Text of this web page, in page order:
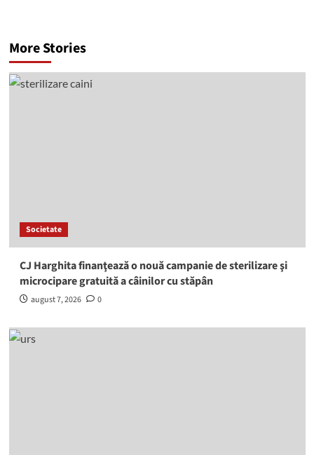
More Stories
Societate
CJ Harghita finanţează o nouă campanie de sterilizare şi
microcipare gratuită a câinilor cu stăpân
august 7, 2026 0